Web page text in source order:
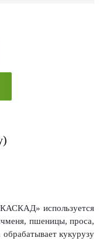
используется
пшеницы, проса,
кукурузу